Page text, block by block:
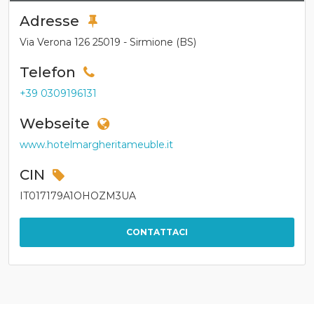
Adresse
Via Verona 126 25019 - Sirmione (BS)
Telefon
+39 0309196131
Webseite
www.hotelmargheritameuble.it
CIN
IT017179A1OHOZM3UA
CONTATTACI